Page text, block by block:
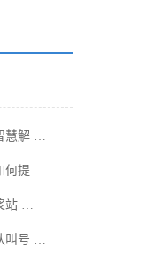
慧解 …
何提 …
站 …
叫号 …